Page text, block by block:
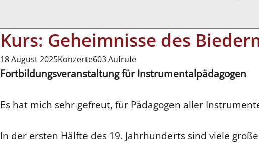
Kurs: Geheimnisse des
18 August 2025Konzerte603 Aufrufe
Fortbildungsveranstaltung für Instrumentalpädagogen
Es hat mich sehr gefreut, für Pädagogen aller
In der ersten Hälfte des 19. Jahrhunderts sind viele